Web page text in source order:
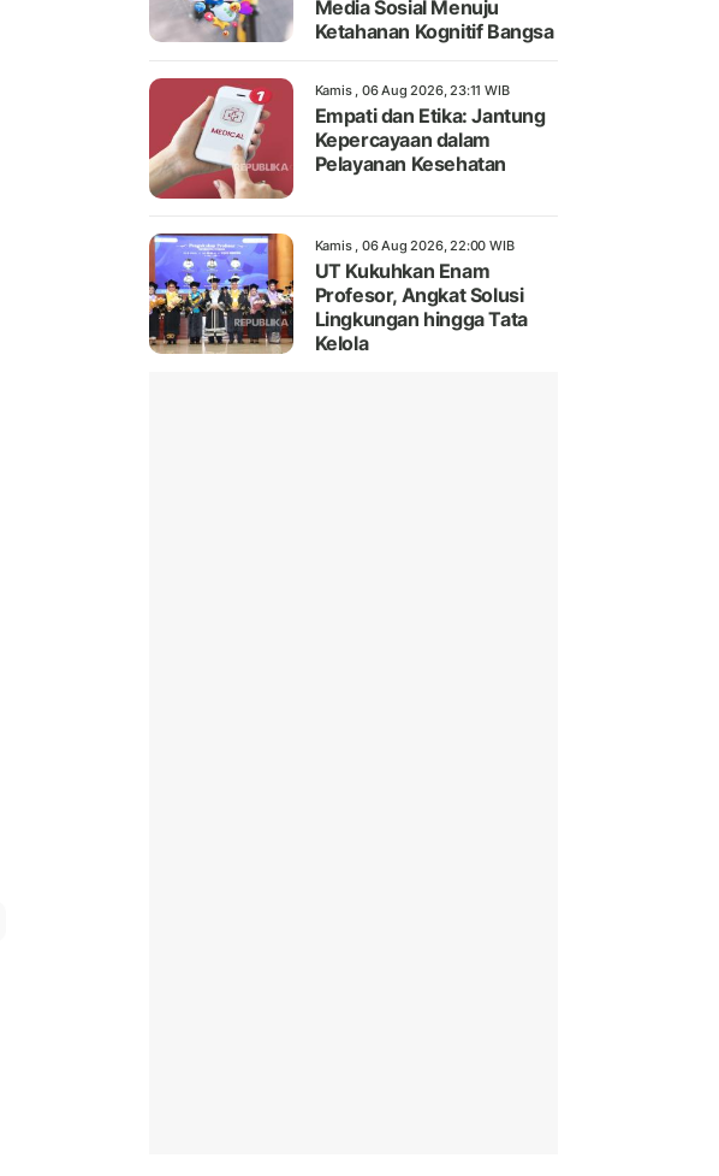
Media Sosial Menuju
Ketahanan Kognitif Bangsa
Kamis , 06 Aug 2026, 23:11 WIB
Empati dan Etika: Jantung
Kepercayaan dalam
Pelayanan Kesehatan
Kamis , 06 Aug 2026, 22:00 WIB
UT Kukuhkan Enam
Profesor, Angkat Solusi
Lingkungan hingga Tata
Kelola